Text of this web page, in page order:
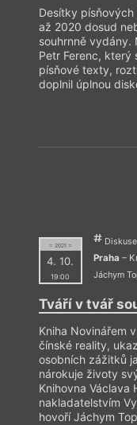
Desítky
až 2020 dosud
souhrnně vydány.
Petr Ferenc, který
písňové texty,
doplnil úplnou
= 2021 =
4. 10.
19:00
Diskuse
Praha –
Jáchym
Tváří v tvář
Kniha Novinářem
čínské reality,
osobních zážitků
nárokuje životy
Knihovna Václava
nakladatelstvím
hovoří Jáchym